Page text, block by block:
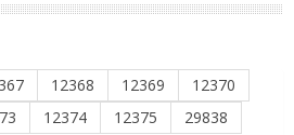
12368 12369
12370
12374 12375
29838